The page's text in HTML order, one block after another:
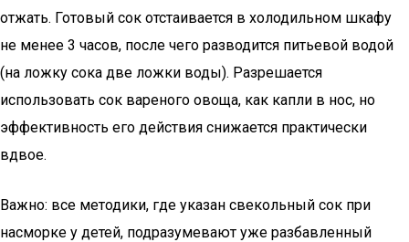
отжать. Готовый сок отстаивается в холодильном шкафу
не менее 3 часов, после чего разводится питьевой водой
(на ложку сока две ложки воды). Разрешается
использовать сок вареного овоща, как капли в нос, но
эффективность его действия снижается практически
вдвое.
Важно: все методики, где указан свекольный сок при
насморке у детей, подразумевают уже разбавленный